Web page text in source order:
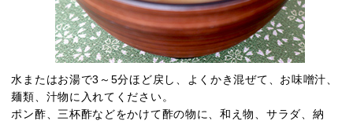
水またはお湯で3～5分ほど戻し、よくかき混ぜて、お味噌汁、
麺類、汁物に入れてください。
ポン酢、三杯酢などをかけて酢の物に、和え物、サラダ、納